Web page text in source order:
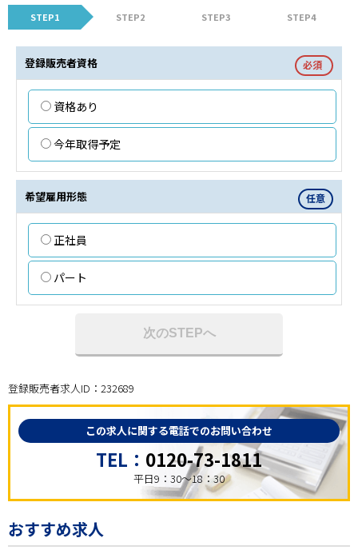
STEP1 STEP2 STEP3 STEP4
登録販売者資格 必須
資格あり
今年取得予定
希望雇用形態 任意
正社員
パート
次のSTEPへ
登録販売者求人ID：232689
この求人に関する電話でのお問い合わせ
TEL： 0120-73-1811
平日9：30～18：30
おすすめ求人